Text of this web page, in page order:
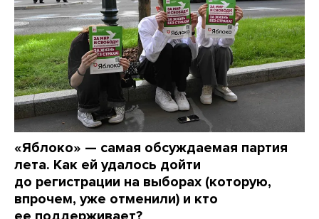
«Яблоко» — самая обсуждаемая партия
лета. Как ей удалось дойти
до регистрации на выборах (которую,
впрочем, уже отменили) и кто